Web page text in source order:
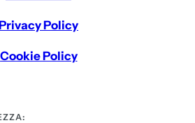
Policy
Cookie Policy